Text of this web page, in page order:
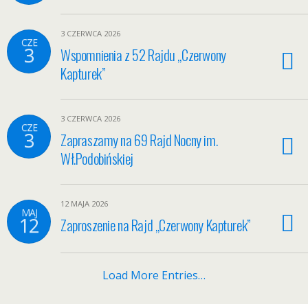
CZE
3
3 CZERWCA 2026
Wspomnienia z 52 Rajdu „Czerwony
Kapturek”
CZE
3
3 CZERWCA 2026
Zapraszamy na 69 Rajd Nocny im.
Wł.Podobińskiej
MAJ
12
12 MAJA 2026
Zaproszenie na Rajd „Czerwony Kapturek”
Load More Entries…